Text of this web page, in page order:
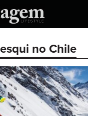
no Chile